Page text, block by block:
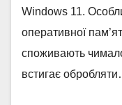
Windows 11.
оперативної
споживають
встигає